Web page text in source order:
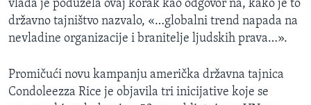
SLOBODA MEDIJA
ŽENSKA STRANA
MAGAZIN
vlada je poduzela ovaj korak kao odgovor na, kako je to
državno tajništvo nazvalo, «…globalni trend napada na
nevladine organizacije i branitelje ljudskih prava…».
Promičući novu kampanju američka državna tajnica
Condoleezza Rice je objavila tri inicijative koje se